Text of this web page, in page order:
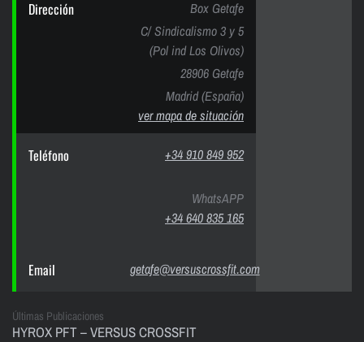
Dirección
Box Getafe
C/ Sindicalismo 3 y 5
(Pol ind Los Olivos)
28906 Getafe
Madrid (España)
ver mapa de situación
Teléfono +34 910 849 952
WhatsAPP
+34 640 835 165
Email getafe@versuscrossfit.com
Últimas Publicaciones
HYROX PFT – VERSUS CROSSFIT